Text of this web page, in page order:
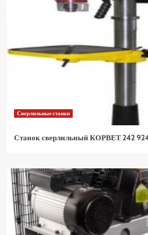
Сверлильные станки
Станок сверлильный КОРВЕТ 242